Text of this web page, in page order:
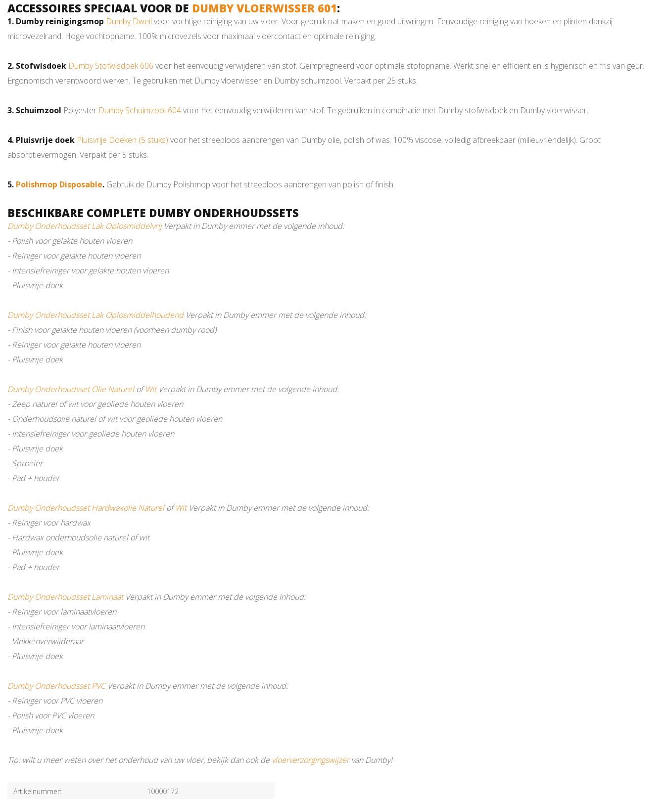
ACCESSOIRES SPECIAAL VOOR DE DUMBY VLOERWISSER 601:
1. Dumby reinigingsmop Dumby Dweil voor vochtige reiniging van uw vloer. Voor gebruik nat maken en goed uitwringen. Eenvoudige reiniging van hoeken en plinten dankzij
microvezelrand. Hoge vochtopname. 100% microvezels voor maximaal vloercontact en optimale reiniging.
2. Stofwisdoek Dumby Stofwisdoek 606 voor het eenvoudig verwijderen van stof. Geïmpregneerd voor optimale stofopname. Werkt snel en efficiënt en is hygiënisch en fris van geur.
Ergonomisch verantwoord werken. Te gebruiken met Dumby vloerwisser en Dumby schuimzool. Verpakt per 25 stuks.
3. Schuimzool Polyester Dumby Schuimzool 604voor het eenvoudig verwijderen van stof. Te gebruiken in combinatie met Dumby stofwisdoek en Dumby vloerwisser.
4. Pluisvrije doek Pluisvrije Doeken (5 stuks) voor het streeploos aanbrengen van Dumby olie, polish of was. 100% viscose, volledig afbreekbaar (milieuvriendelijk). Groot
absorptievermogen. Verpakt per 5 stuks.
5. Polishmop Disposable. Gebruik de Dumby Polishmop voor het streeploos aanbrengen van polish of finish.
BESCHIKBARE COMPLETE DUMBY ONDERHOUDSSETS
Dumby Onderhoudsset Lak OplosmiddelvrijVerpakt in Dumby emmer met de volgende inhoud:
- Polish voor gelakte houten vloeren
- Reiniger voor gelakte houten vloeren
- Intensiefreiniger voor gelakte houten vloeren
- Pluisvrije doek
Dumby Onderhoudsset Lak OplosmiddelhoudendVerpakt in Dumby emmer met de volgende inhoud:
- Finish voor gelakte houten vloeren (voorheen dumby rood)
- Reiniger voor gelakte houten vloeren
- Pluisvrije doek
Dumby Onderhoudsset Olie NaturelofWitVerpakt in Dumby emmer met de volgende inhoud:
- Zeep naturel of wit voor geoliede houten vloeren
- Onderhoudsolie naturel of wit voor geoliede houten vloeren
- Intensiefreiniger voor geoliede houten vloeren
- Pluisvrije doek
- Sproeier
- Pad + houder
Dumby Onderhoudsset Hardwaxolie NaturelofWitVerpakt in Dumby emmer met de volgende inhoud:
- Reiniger voor hardwax
- Hardwax onderhoudsolie naturel of wit
- Pluisvrije doek
- Pad + houder
Dumby Onderhoudsset LaminaatVerpakt in Dumby emmer met de volgende inhoud:
- Reiniger voor laminaatvloeren
- Intensiefreiniger voor laminaatvloeren
- Vlekkenverwijderaar
- Pluisvrije doek
Dumby Onderhoudsset PVCVerpakt in Dumby emmer met de volgende inhoud:
- Reiniger voor PVC vloeren
- Polish voor PVC vloeren
- Pluisvrije doek
Tip: wilt u meer weten over het onderhoud van uw vloer, bekijk dan ook de vloerverzorgingswijzervan Dumby!
Artikelnummer: 10000172